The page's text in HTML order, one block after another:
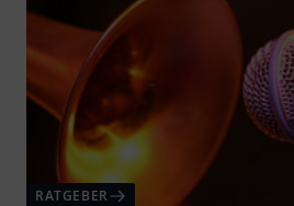
RATGEBER